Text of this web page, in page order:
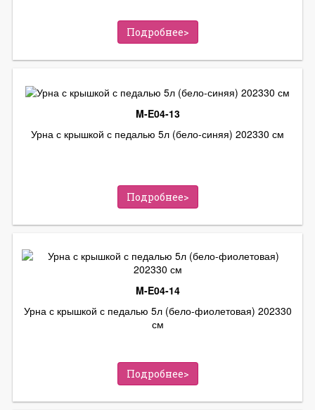
Подробнее>
M-E04-13
Урна с крышкой с педалью 5л (бело-синяя) 202330 см
Подробнее>
M-E04-14
Урна с крышкой с педалью 5л (бело-фиолетовая) 202330
см
Подробнее>